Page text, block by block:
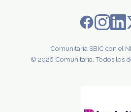
Comunitaria SBIC con el
© 2026 Comunitaria. Todos los